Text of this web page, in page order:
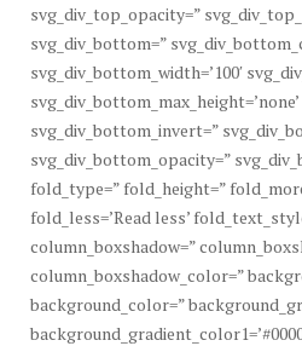
svg_div_top_opacity=”
svg_div_bottom=”
svg_div_bottom_width=’100′
svg_div_bottom_invert=”
svg_div_bottom_opacity=”
fold_type=” fold_height=”
fold_less=’Read less’
column_boxshadow=”
column_boxshadow_color=”
background_color=”